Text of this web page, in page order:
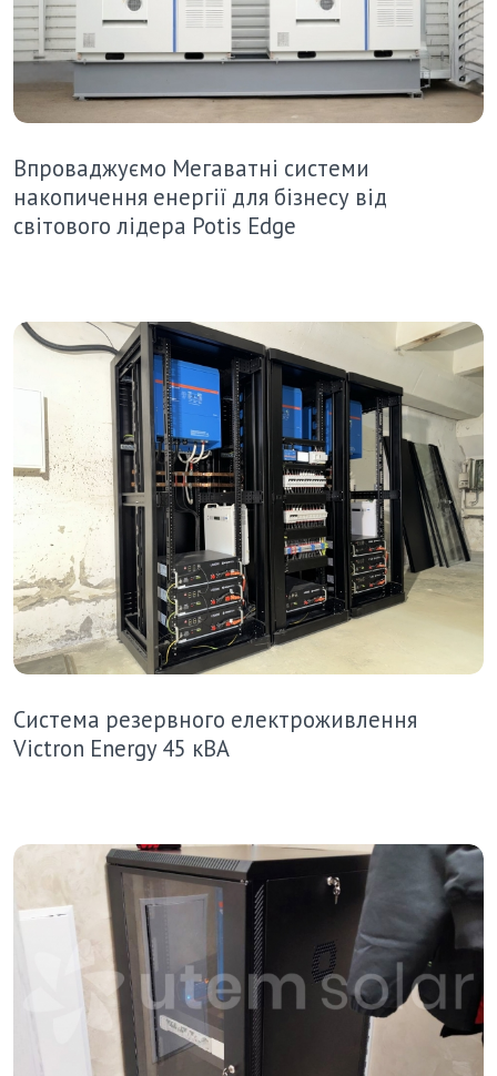
Впроваджуємо Мегаватні системи
накопичення енергії для бізнесу від
світового лідера Potis Edge
Система резервного електроживлення
Victron Energy 45 кВА